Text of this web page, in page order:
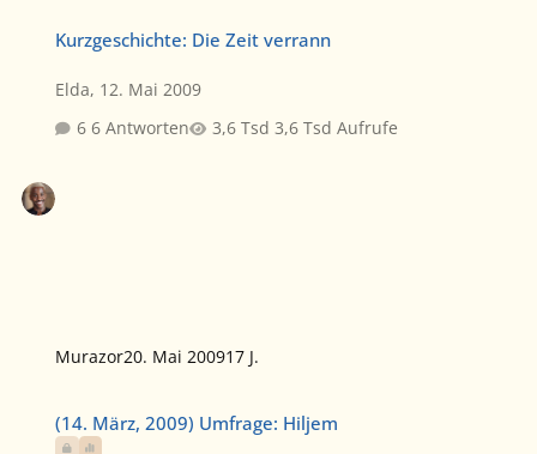
Kurzgeschichte: Die Zeit verrann
Elda, 12. Mai 2009
6 Antworten
3,6 Tsd Aufrufe
Murazor20. Mai 200917 J.
(14. März, 2009) Umfrage: Hiljem